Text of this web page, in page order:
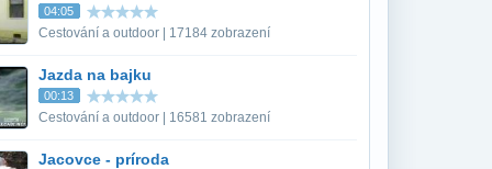
04:05
Cestování a outdoor | 17184 zobrazení
Jazda na bajku
00:13
Cestování a outdoor | 16581 zobrazení
Jacovce - príroda